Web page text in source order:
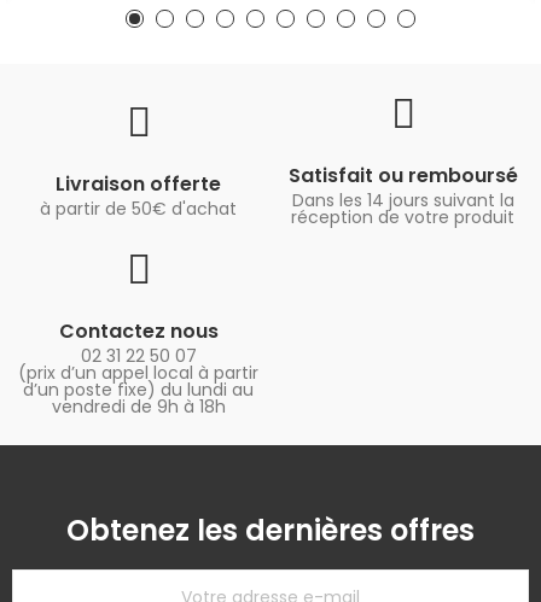
Livraison offerte
à partir de 50€ d'achat
Satisfait ou remboursé
Dans les 14 jours suivant la
réception de votre produit
Contactez nous
02 31 22 50 07
(prix d’un appel local à partir
d’un poste fixe) du lundi au
vendredi de 9h à 18h
Obtenez les dernières offres